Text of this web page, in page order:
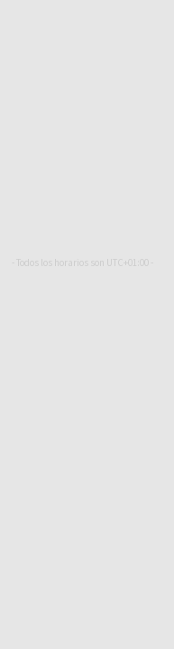
- Todos los horarios son UTC+01:00